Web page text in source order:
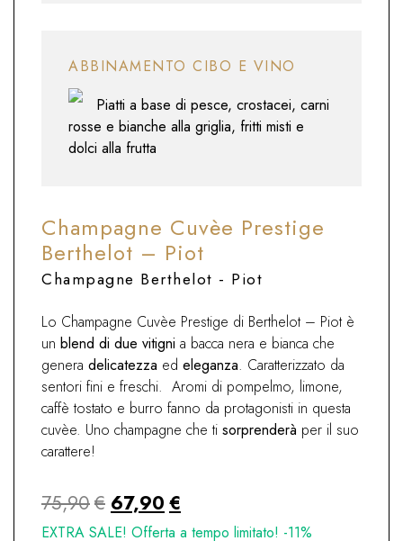
ABBINAMENTO CIBO E VINO
Piatti a base di pesce, crostacei, carni
rosse e bianche alla griglia, fritti misti e
dolci alla frutta
Champagne Cuvèe Prestige
Berthelot – Piot
Champagne Berthelot - Piot
Lo Champagne Cuvèe Prestige di Berthelot – Piot è
un blend di due vitigni a bacca nera e bianca che
genera delicatezza ed eleganza. Caratterizzato da
sentori fini e freschi. Aromi di pompelmo, limone,
caffè tostato e burro fanno da protagonisti in questa
cuvèe. Uno champagne che ti sorprenderà per il suo
carattere!
75,90€ Il
prezzo
67,90 €
prezzo
EXTRA SALE! Offerta a tempo limitato! -11%